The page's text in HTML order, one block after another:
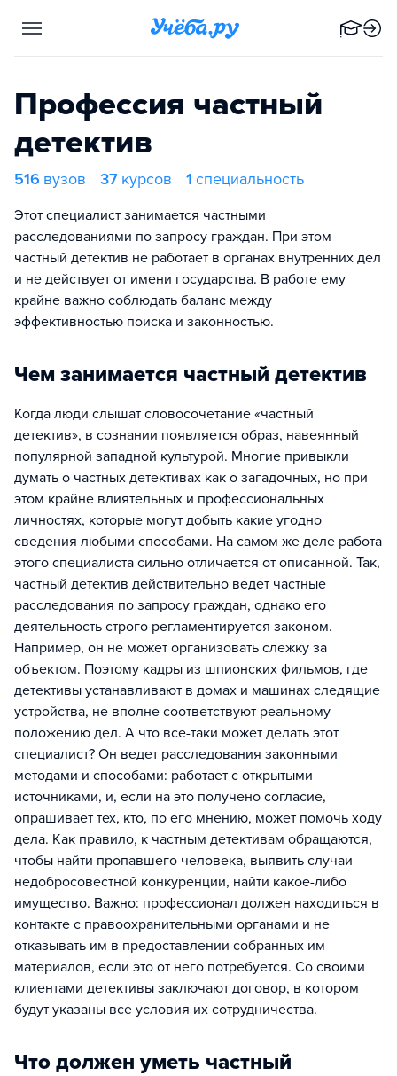
Профессия частный
детектив
516 вузов 37 курсов 1 специальность
Этот специалист занимается частными
расследованиями по запросу граждан. При этом
частный детектив не работает в органах внутренних дел
и не действует от имени государства. В работе ему
крайне важно соблюдать баланс между
эффективностью поиска и законностью.
Чем занимается частный детектив
Когда люди слышат словосочетание «частный
детектив», в сознании появляется образ, навеянный
популярной западной культурой. Многие привыкли
думать о частных детективах как о загадочных, но при
этом крайне влиятельных и профессиональных
личностях, которые могут добыть какие угодно
сведения любыми способами. На самом же деле работа
этого специалиста сильно отличается от описанной. Так,
частный детектив действительно ведет частные
расследования по запросу граждан, однако его
деятельность строго регламентируется законом.
Например, он не может организовать слежку за
объектом. Поэтому кадры из шпионских фильмов, где
детективы устанавливают в домах и машинах следящие
устройства, не вполне соответствуют реальному
положению дел. А что все-таки может делать этот
специалист? Он ведет расследования законными
методами и способами: работает с открытыми
источниками, и, если на это получено согласие,
опрашивает тех, кто, по его мнению, может помочь ходу
дела. Как правило, к частным детективам обращаются,
чтобы найти пропавшего человека, выявить случаи
недобросовестной конкуренции, найти какое-либо
имущество. Важно: профессионал должен находиться в
контакте с правоохранительными органами и не
отказывать им в предоставлении собранных им
материалов, если это от него потребуется. Со своими
клиентами детективы заключают договор, в котором
будут указаны все условия их сотрудничества.
Что должен уметь частный